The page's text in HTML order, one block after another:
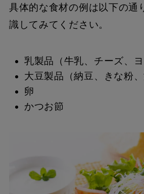
具体的な食材の例は以下の通
識してみてください。
乳製品（牛乳、チーズ、ヨ
大豆製品（納豆、きな粉、
卵
かつお節